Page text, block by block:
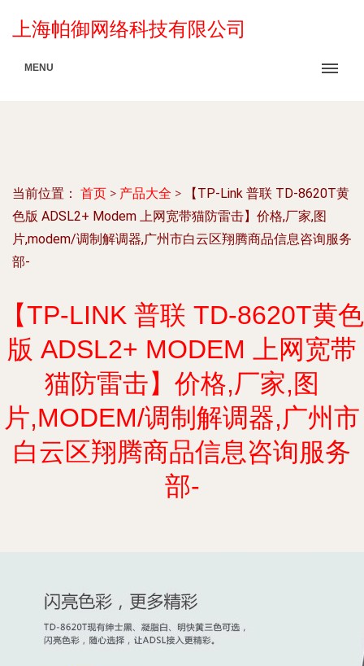
上海帕御网络科技有限公司
MENU
当前位置： 首页 > 产品大全 >
【TP-Link 普联 TD-8620T黄
色版 ADSL2+ Modem 上网宽带猫防雷击】价格,厂家,图
片,modem/调制解调器,广州市白云区翔腾商品信息咨询服务
部-
【TP-LINK 普联 TD-8620T黄色
版 ADSL2+ MODEM 上网宽带
猫防雷击】价格,厂家,图
片,MODEM/调制解调器,广州市
白云区翔腾商品信息咨询服务
部-